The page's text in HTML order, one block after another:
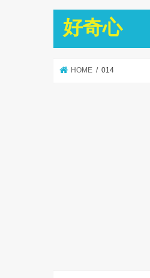
好奇心
HOME 014